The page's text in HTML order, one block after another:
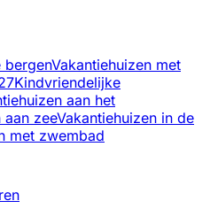
bergenVakantiehuizen met
Kindvriendelijke
aan het
aan zeeVakantiehuizen in de
met zwembad